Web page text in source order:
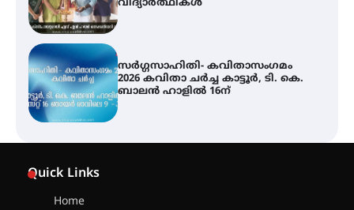
ബാലൻ ഹാളിൽ 16ന്
ശക്തമായ മഴ തുടരുന്നു – തൃശൂർ
ജില്ലയിൽ എല്ലാ വിദ്യാഭ്യാസ
സ്ഥാപനങ്ങൾക്കും ശനിയാഴ്ച
അവധി
Quick Links
Home